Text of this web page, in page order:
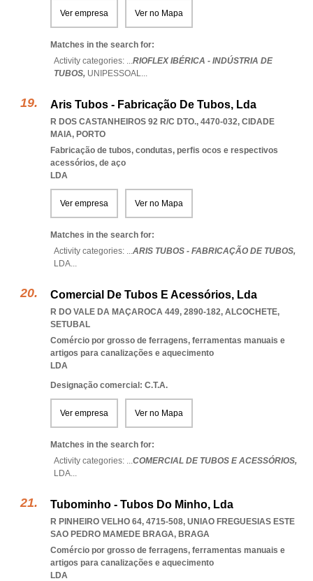
Ver empresa Ver no Mapa
Matches in the search for:
Activity categories: ...RIOFLEX IBÉRICA - INDÚSTRIA DE
TUBOS, UNIPESSOAL...
Aris Tubos - Fabricação De Tubos, Lda
R DOS CASTANHEIROS 92 R/C DTO., 4470-032, CIDADE
MAIA, PORTO
Fabricação de tubos, condutas, perfis ocos e respectivos
acessórios, de aço
LDA
Ver empresa Ver no Mapa
Matches in the search for:
Activity categories: ...ARIS TUBOS - FABRICAÇÃO DE TUBOS,
LDA...
Comercial De Tubos E Acessórios, Lda
R DO VALE DA MAÇAROCA 449, 2890-182, ALCOCHETE,
SETUBAL
Comércio por grosso de ferragens, ferramentas manuais e
artigos para canalizações e aquecimento
LDA
Designação comercial: C.T.A.
Ver empresa Ver no Mapa
Matches in the search for:
Activity categories: ...COMERCIAL DE TUBOS E ACESSÓRIOS,
LDA...
Tubominho - Tubos Do Minho, Lda
R PINHEIRO VELHO 64, 4715-508, UNIAO FREGUESIAS ESTE
SAO PEDRO MAMEDE BRAGA, BRAGA
Comércio por grosso de ferragens, ferramentas manuais e
artigos para canalizações e aquecimento
LDA